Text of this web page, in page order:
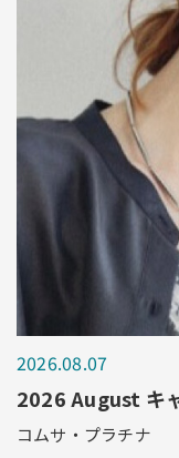
2026.08.07
2026 August キ
コムサ・プラチナ